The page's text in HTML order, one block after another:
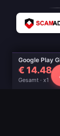
Google Play
€ 14.48
Gesamt · x1